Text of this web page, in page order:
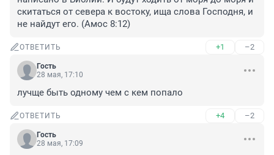
скитаться от севера к востоку, ища слова Господня, и
не найдут его. (Амос 8:12)
ОТВЕТИТЬ +1 –2
Гость
28 мая, 17:10
лучще быть одному чем с кем попало
ОТВЕТИТЬ +4 –2
Гость
28 мая, 17:09